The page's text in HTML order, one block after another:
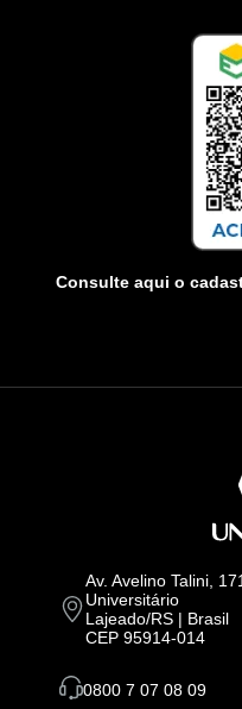
Consulte aqui o
Av. Avelino Talini,
Universitário
Lajeado/RS | Brasil
CEP 95914-014
0800 7 07 08 09